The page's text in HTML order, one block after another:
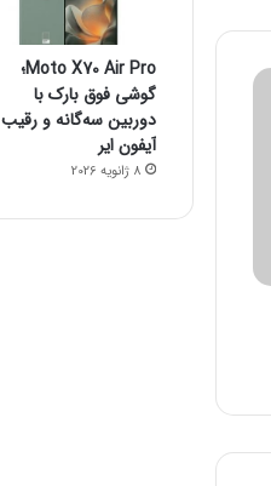
Moto X70 Air Pro؛
گوشی فوق بارک با
دوربین سه‌گانه و رقیب
آیفون ایر
8 ژانویه 2026